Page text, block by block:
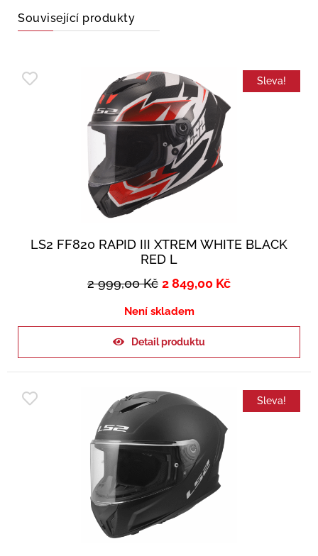
Související produkty
Sleva!
LS2 FF820 RAPID III XTREM WHITE BLACK
RED L
2 999,00Kč 2 849,00 Kč
Není skladem
Detail produktu
Sleva!